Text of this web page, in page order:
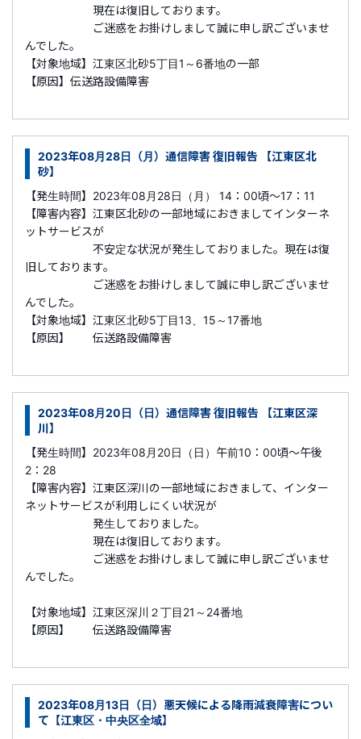
現在は復旧しております。
ご迷惑をお掛けしまして誠に申し訳ございませ
んでした。
【対象地域】江東区北砂5丁目1～6番地の一部
【原因】伝送路設備障害
2023年08月28日（月）通信障害 復旧報告 【江東区北
砂】
【発生時間】2023年08月28日（月） 14：00頃～17：11
【障害内容】江東区北砂の一部地域におきましてインターネ
ットサービスが
不安定な状況が発生しておりました。現在は復
旧しております。
ご迷惑をお掛けしまして誠に申し訳ございませ
んでした。
【対象地域】江東区北砂5丁目13、15～17番地
【原因】 伝送路設備障害
2023年08月20日（日）通信障害 復旧報告 【江東区深
川】
【発生時間】2023年08月20日（日）午前10：00頃～午後
2：28
【障害内容】江東区深川の一部地域におきまして、インター
ネットサービスが利用しにくい状況が
発生しておりました。
現在は復旧しております。
ご迷惑をお掛けしまして誠に申し訳ございませ
んでした。
【対象地域】江東区深川２丁目21～24番地
【原因】 伝送路設備障害
2023年08月13日（日）悪天候による降雨減衰障害につい
て【江東区・中央区全域】